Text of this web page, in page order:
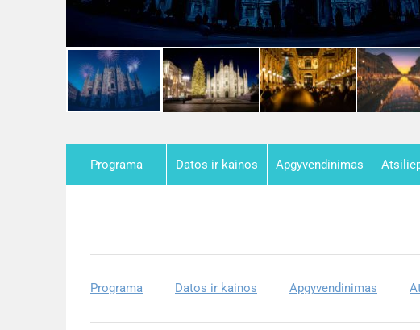
Programa Datos ir kainos Apgyvendinimas
Programa Datos ir kainos Apgyvendinimas